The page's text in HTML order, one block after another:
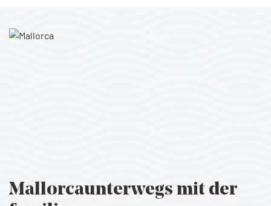
Mallorcaunterwegs mit der